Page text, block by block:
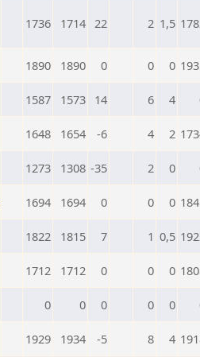
1736 1714 22 2 1,5
1890 1890 0 0 0
1587 1573 14 6 4
1648 1654 -6 4 2
1273 1308 -35 2 0
1694 1694 0 0 0
1822 1815 7 1 0,5
1712 1712 0 0 0
0 0 0 0 0
1929 1934 -5 8 4